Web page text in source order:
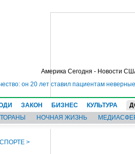
Америка Сегодня - Новости
20 лет ставил пациентам неверные
ЗАКОН БИЗНЕС КУЛЬТУРА
НОЧНАЯ ЖИЗНЬ
>